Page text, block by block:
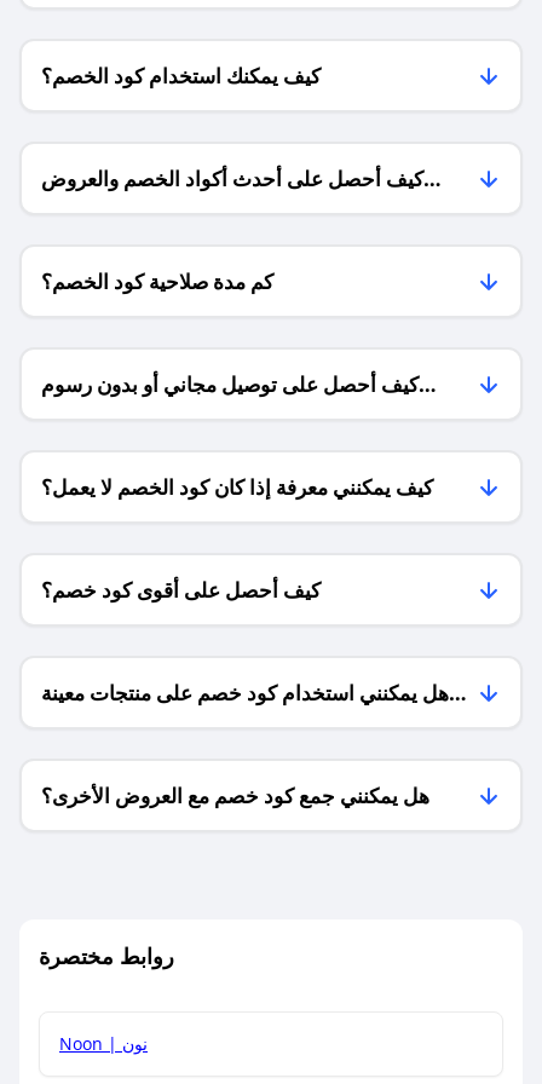
كيف يمكنك استخدام كود الخصم؟
كيف أحصل على أحدث أكواد الخصم والعروض
للمتاجر؟
كم مدة صلاحية كود الخصم؟
كيف أحصل على توصيل مجاني أو بدون رسوم
الشحن ؟
كيف يمكنني معرفة إذا كان كود الخصم لا يعمل؟
كيف أحصل على أقوى كود خصم؟
هل يمكنني استخدام كود خصم على منتجات معينة
فقط؟
هل يمكنني جمع كود خصم مع العروض الأخرى؟
روابط مختصرة
Noon | نون